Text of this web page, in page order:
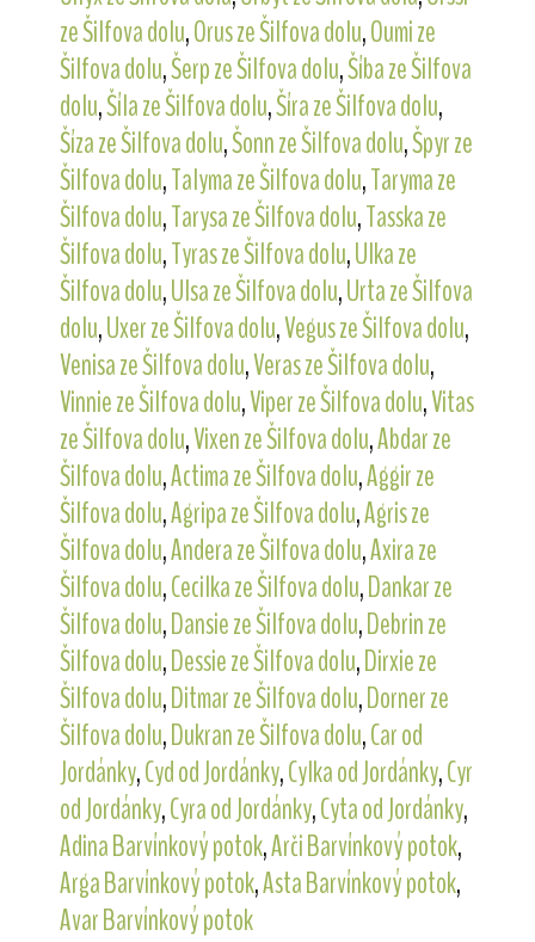
ze Šilfova dolu,Orus ze Šilfova dolu,Oumi ze
Šilfova dolu,Šerp ze Šilfova dolu,Šíba ze Šilfova
dolu,Šíla ze Šilfova dolu,Šíra ze Šilfova dolu,
Šíza ze Šilfova dolu,Šonn ze Šilfova dolu,Špyr ze
Šilfova dolu,Talyma ze Šilfova dolu,Taryma ze
Šilfova dolu,Tarysa ze Šilfova dolu,Tasska ze
Šilfova dolu,Tyras ze Šilfova dolu,Ulka ze
Šilfova dolu,Ulsa ze Šilfova dolu,Urta ze Šilfova
dolu,Uxer ze Šilfova dolu,Vegus ze Šilfova dolu,
Venisa ze Šilfova dolu,Veras ze Šilfova dolu,
Vinnie ze Šilfova dolu,Viper ze Šilfova dolu,Vitas
ze Šilfova dolu,Vixen ze Šilfova dolu,Abdar ze
Šilfova dolu,Actima ze Šilfova dolu,Aggir ze
Šilfova dolu,Agripa ze Šilfova dolu,Agris ze
Šilfova dolu,Andera ze Šilfova dolu,Axira ze
Šilfova dolu,Cecilka ze Šilfova dolu,Dankar ze
Šilfova dolu,Dansie ze Šilfova dolu,Debrin ze
Šilfova dolu,Dessie ze Šilfova dolu,Dirxie ze
Šilfova dolu,Ditmar ze Šilfova dolu,Dorner ze
Šilfova dolu,Dukran ze Šilfova dolu,Car od
Jordánky,Cyd od Jordánky,Cylka od Jordánky,Cyr
od Jordánky,Cyra od Jordánky,Cyta od Jordánky,
Adina Barvínkový potok,Arči Barvínkový potok,
Arga Barvínkový potok,Asta Barvínkový potok,
Avar Barvínkový potok